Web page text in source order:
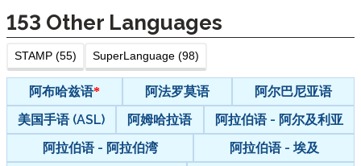
153 Other Languages
STAMP (55) SuperLanguage (98)
阿布哈兹语 阿法罗莫语
阿尔巴尼亚语
美国手语 (ASL)
阿姆哈拉语
阿拉伯语 - 阿尔及利亚
阿拉伯语 - 阿拉伯湾
阿拉伯语 - 埃及